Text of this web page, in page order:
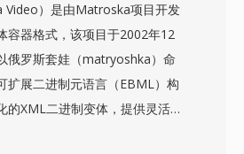
体库的默认选择。在MP4中使
视频得到所有主流网页浏览器
作为网络视频传输通用基准的地
销结合其所承载的现代编解码器
质量视频能够以实用的文件大小
和存储有限的设备上进行分发。
Video）是由Matroska项目开发
容器格式，该项目于2002年12
俄罗斯套娃（matryoshka）命
扩展二进制元语言（EBML）构
的XML二进制变体，提供灵活
。MKV可以在单个文件中容纳